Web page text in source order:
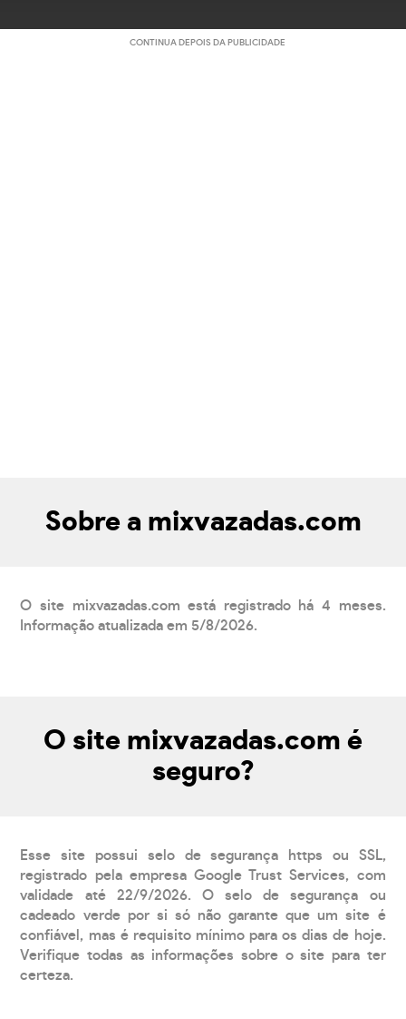
CONTINUA DEPOIS DA PUBLICIDADE
Sobre a mixvazadas.com
O site mixvazadas.com está registrado há 4 meses.
Informação atualizada em 5/8/2026.
O site mixvazadas.com é
seguro?
Esse site possui selo de segurança https ou SSL,
registrado pela empresa Google Trust Services, com
validade até 22/9/2026. O selo de segurança ou
cadeado verde por si só não garante que um site é
confiável, mas é requisito mínimo para os dias de hoje.
Verifique todas as informações sobre o site para ter
certeza.